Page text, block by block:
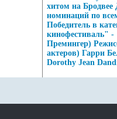
хитом на
номинаций по
Победитель в
кинофестиваль" -
Премингер)
актеров) Гарри
Dorothy Jean